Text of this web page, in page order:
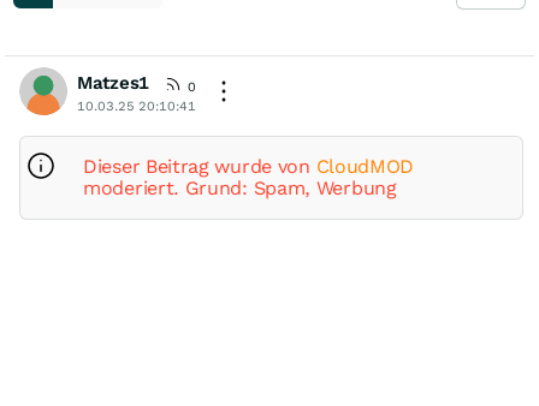
Matzes1
0
10.03.25 20:10:41
Dieser Beitrag wurde von CloudMOD
moderiert. Grund: Spam, Werbung